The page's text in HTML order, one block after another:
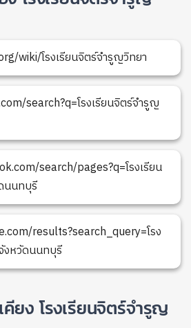
wiki/โรงเรียนจิตร์จำรูญวิทยา
search?q=โรงเรียนจิตร์จำรูญ
search/pages?q=โรงเรียน
นนทบุรี
results?search_query=โรง
งหวัดนนทบุรี
ยง โรงเรียนจิตร์จำรูญ